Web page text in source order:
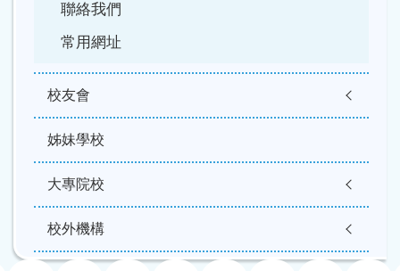
聯絡我們
常用網址
校友會
姊妹學校
大專院校
校外機構